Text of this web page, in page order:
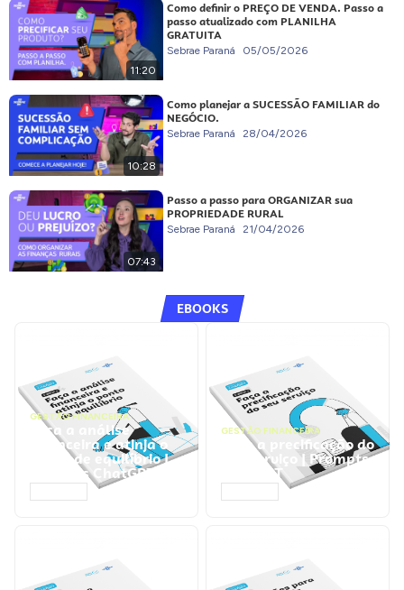
11:20
Como definir o PREÇO DE VENDA. Passo a
passo atualizado com PLANILHA
GRATUITA
Sebrae Paraná 05/05/2026
10:28
Como planejar a SUCESSÃO FAMILIAR do
NEGÓCIO.
Sebrae Paraná 28/04/2026
07:43
Passo a passo para ORGANIZAR sua
PROPRIEDADE RURAL
Sebrae Paraná 21/04/2026
EBOOKS
GESTÃO FINANCEIRA
Faça a análise
financeira e atinja o
ponto de equilíbrio |
Prompts ChatGPT
GESTÃO FINANCEIRA
Faça a precificação do
seu serviço | Prompts
ChatGPT